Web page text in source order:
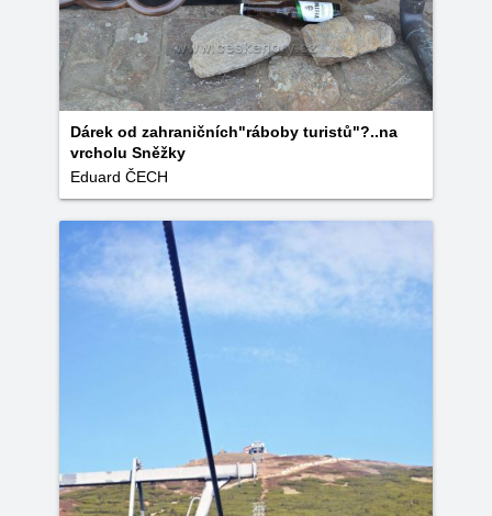
Dárek od zahraničních"ráboby turistů"?..na
vrcholu Sněžky
Eduard ČECH